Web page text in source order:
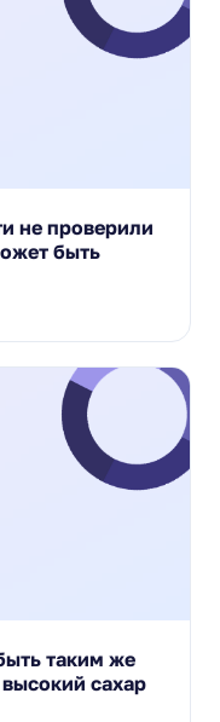
не проверили
быть
таким же
сахар